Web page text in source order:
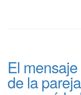
El
de la